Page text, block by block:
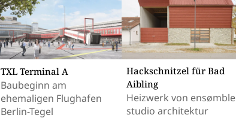
TXL Terminal A
Baubeginn am
ehemaligen Flughafen
Berlin-Tegel
Hackschnitzel für Bad
Aibling
Heizwerk von ensømble
studio architektur